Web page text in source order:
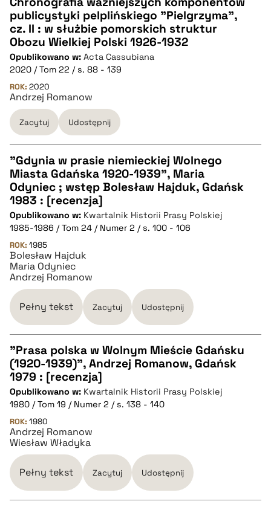
CZYSTY TEKST
pobierz cytat
BIBTEX
pobierz cytat
publicystyki pelplińskiego "Pielgrzyma",
cz. II : w służbie pomorskich struktur
Obozu Wielkiej Polski 1926-1932
Opublikowano w: Acta Cassubiana
2020 / Tom 22 / s. 88 - 139
ROK: 2020
Andrzej Romanow
Zacytuj Udostępnij
CZYSTY TEKST
pobierz cytat
BIBTEX
pobierz cytat
"Gdynia w prasie niemieckiej Wolnego
Miasta Gdańska 1920-1939", Maria
Odyniec ; wstęp Bolesław Hajduk, Gdańsk
1983 : [recenzja]
Opublikowano w: Kwartalnik Historii Prasy Polskiej
1985-1986 / Tom 24 / Numer 2 / s. 100 - 106
ROK: 1985
Bolesław Hajduk
Maria Odyniec
Andrzej Romanow
Pełny tekst Zacytuj Udostępnij
CZYSTY TEKST
pobierz cytat
BIBTEX
pobierz cytat
"Prasa polska w Wolnym Mieście Gdańsku
(1920-1939)", Andrzej Romanow, Gdańsk
1979 : [recenzja]
Opublikowano w: Kwartalnik Historii Prasy Polskiej
1980 / Tom 19 / Numer 2 / s. 138 - 140
ROK: 1980
Andrzej Romanow
Wiesław Władyka
Pełny tekst Zacytuj Udostępnij